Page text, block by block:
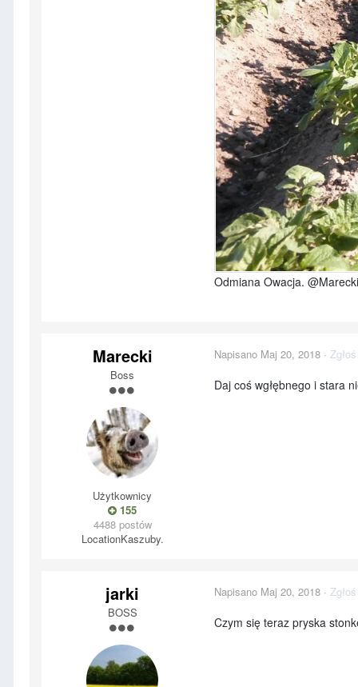
Odmiana Owacja.
Marecki
Boss
Użytkownicy
155
4488 postów
LocationKaszuby.
Napisano Maj 20, 2018 ·
Daj coś wgłębnego i stara
jarki
BOSS
Napisano Maj 20, 2018 ·
Czym się teraz pryska